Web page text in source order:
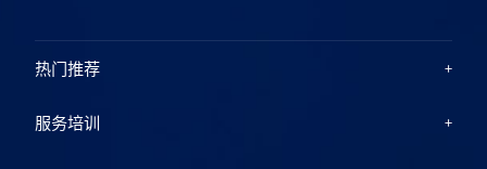
热门推荐
服务培训